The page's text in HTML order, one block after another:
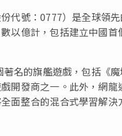
代號：0777）是全球領
以億計，包括建立中國
名的旗艦遊戲，包括《
開發商之一。此外，網
面整合的混合式學習解決